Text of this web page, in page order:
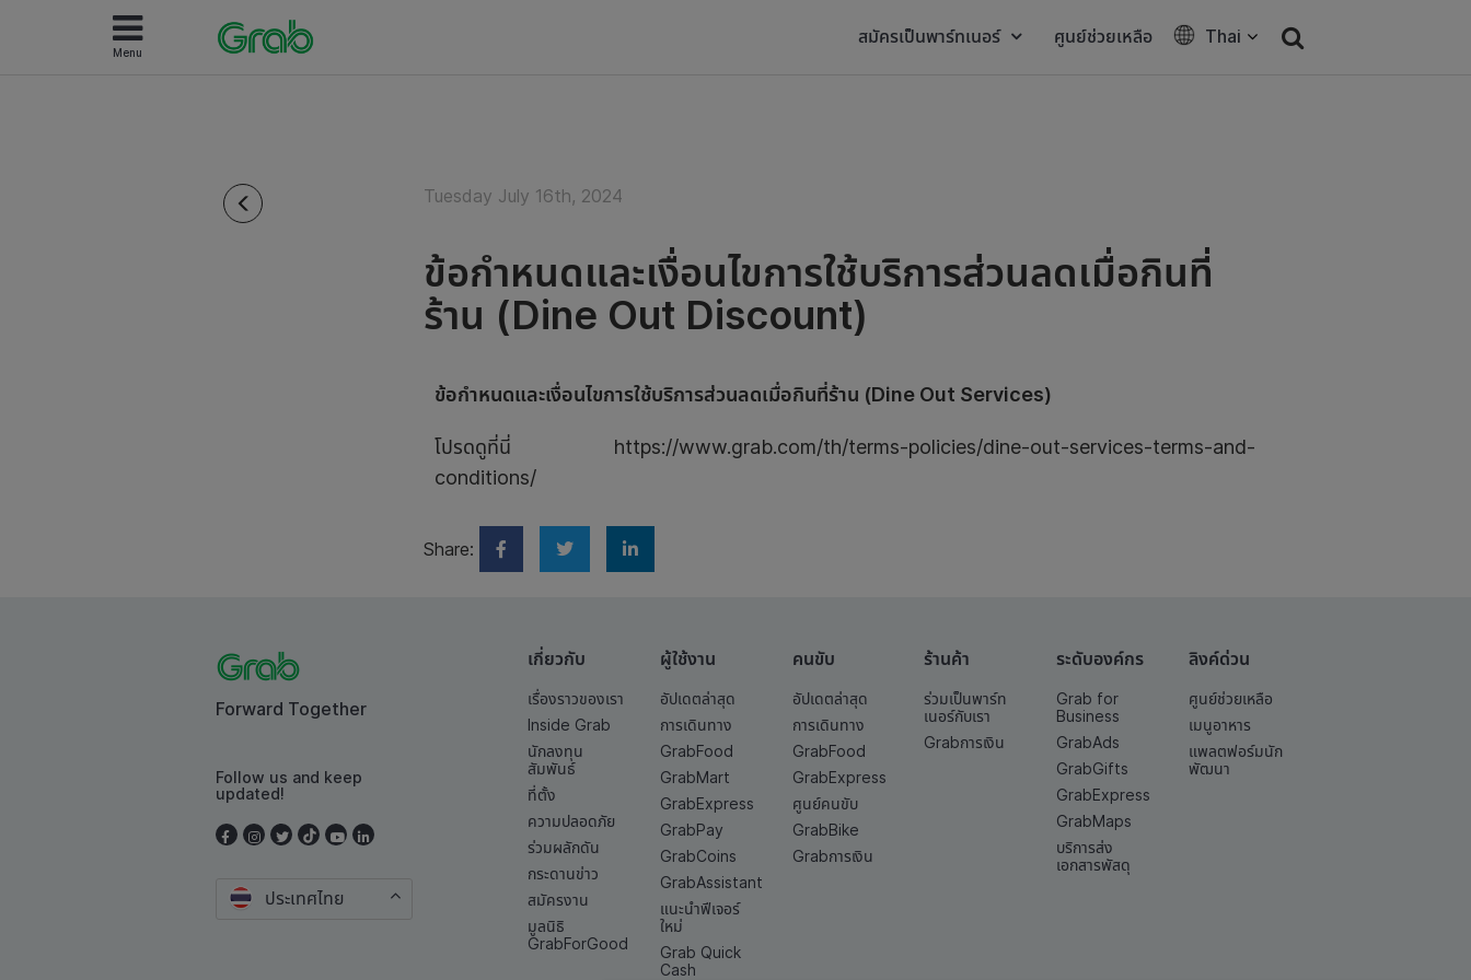
Menu
สมัครเป็นพาร์ทเนอร์ ศูนย์ช่วยเหลือ Thai
Tuesday July 16th, 2024
ข้อกำหนดและเงื่อนไขการใช้บริการส่วนลดเมื่อกินที่
ร้าน (Dine Out Discount)
ข้อกำหนดและเงื่อนไขการใช้บริการส่วนลดเมื่อกินที่ร้าน (Dine Out Services)
โปรดดูที่นี่ https://www.grab.com/th/terms-policies/dine-out-services-terms-and-
conditions/
Share:
Forward Together
Follow us and keep
updated!
ประเทศไทย
เกี่ยวกับ
เรื่องราวของเรา
Inside Grab
นักลงทุน
สัมพันธ์
ที่ตั้ง
ความปลอดภัย
ร่วมผลักดัน
กระดานข่าว
สมัครงาน
มูลนิธิ
GrabForGood
ผู้ใช้งาน
อัปเดตล่าสุด
การเดินทาง
GrabFood
GrabMart
GrabExpress
GrabPay
GrabCoins
GrabAssistant
แนะนำฟีเจอร์
ใหม่
Grab Quick
Cash
คนขับ
อัปเดตล่าสุด
การเดินทาง
GrabFood
GrabExpress
ศูนย์คนขับ
GrabBike
Grabการเงิน
ร้านค้า
ร่วมเป็นพาร์ท
เนอร์กับเรา
Grabการเงิน
ระดับองค์กร
Grab for
Business
GrabAds
GrabGifts
GrabExpress
GrabMaps
บริการส่ง
เอกสารพัสดุ
ลิงค์ด่วน
ศูนย์ช่วยเหลือ
เมนูอาหาร
แพลตฟอร์มนัก
พัฒนา